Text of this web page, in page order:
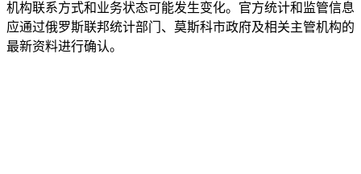
机构联系方式和业务状态可能发生变化。官方统计和监管信息
应通过俄罗斯联邦统计部门、莫斯科市政府及相关主管机构的
最新资料进行确认。